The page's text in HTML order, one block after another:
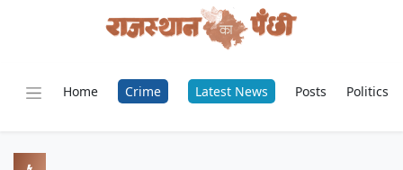
Home Crime Latest News Posts Politics